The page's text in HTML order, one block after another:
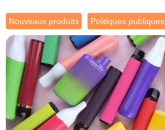
Nouveaux produits Politiques publiques